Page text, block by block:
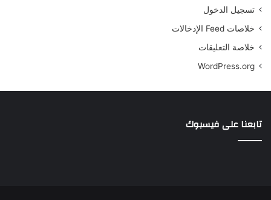
تسجيل الدخول
خلاصات Feed الإدخالات
خلاصة التعليقات
WordPress.org
تابعنا على فيسبوك